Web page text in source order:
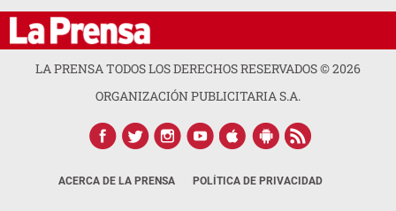
LA PRENSA TODOS LOS DERECHOS RESERVADOS ©2026
ORGANIZACIÓN PUBLICITARIA S.A.
ACERCA DE LA PRENSA POLÍTICA DE PRIVACIDAD